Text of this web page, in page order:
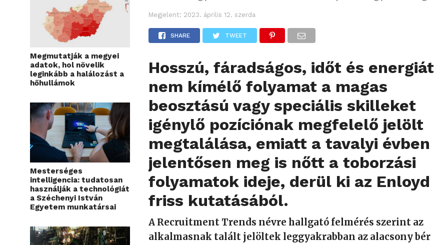
Megmutatják a megyei
adatok, hol növelik
leginkább a halálozást a
hőhullámok
Mesterséges
intelligencia: tudatosan
használják a technológiát
a Széchenyi István
Egyetem munkatársai
Megjelent: 2023. április 12. szerda
SHARE TWEET
Hosszú, fáradságos, időt és energiát
nem kímélő folyamat a magas
beosztású vagy speciális skilleket
igénylő pozíciónak megfelelő jelölt
megtalálása, emiatt a tavalyi évben
jelentősen meg is nőtt a toborzási
folyamatok ideje, derül ki az Enloyd
friss kutatásából.
A Recruitment Trends névre hallgató felmérés szerint az
alkalmasnak talált jelöltek leggyakrabban az alacsony bér